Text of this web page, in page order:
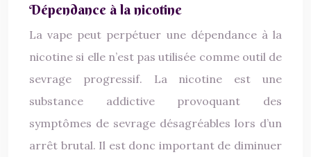
Dépendance à la nicotine
La vape peut perpétuer une dépendance à la
nicotine si elle n’est pas utilisée comme outil de
sevrage progressif. La nicotine est une
substance addictive provoquant des
symptômes de sevrage désagréables lors d’un
arrêt brutal. Il est donc important de diminuer